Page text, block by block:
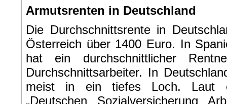
Armutsrenten in Deutschland
Die Durchschnittsrente in
Österreich über 1400 Euro. In
hat ein durchschnittlicher
Durchschnittsarbeiter. In
meist in ein tiefes Loch. Laut
„Deutschen Sozialversicherung